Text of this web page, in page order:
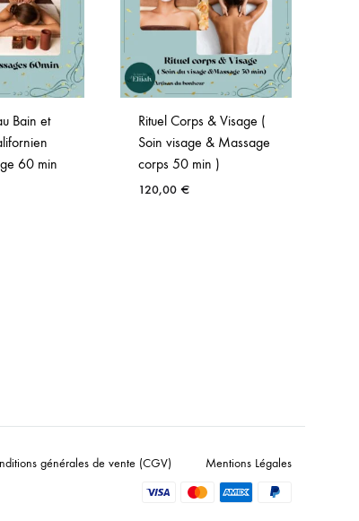
Bain et
60 min
Rituel Corps & Visage (
Soin visage & Massage
corps 50 min )
120,00 €
générales de vente (CGV) Mentions Légales